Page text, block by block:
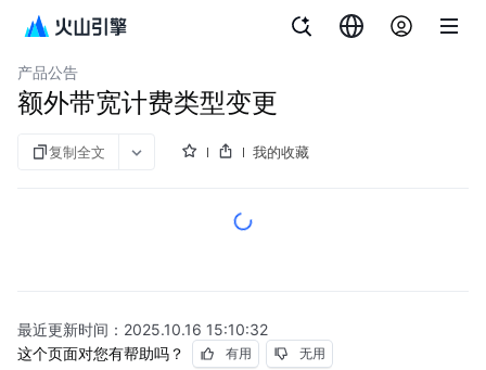
缓存数据库 Redis 版
产品公告
额外带宽计费类型变更
复制全文 我的收藏
最近更新时间： 2025.10.16 15:10:32
这个页面对您有帮助吗？
有用 无用